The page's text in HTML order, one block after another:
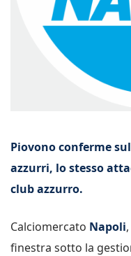
Piovono conferme
azzurri, lo stesso
club azzurro.
Calciomercato Napoli
finestra sotto la